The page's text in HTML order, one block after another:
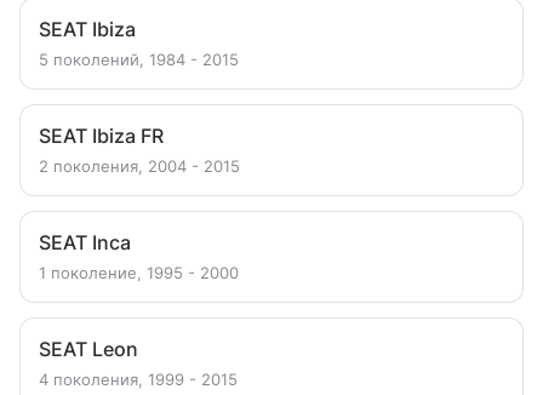
SEAT Ibiza
5 поколений, 1984 - 2015
SEAT Ibiza FR
2 поколения, 2004 - 2015
SEAT Inca
1 поколение, 1995 - 2000
SEAT Leon
4 поколения, 1999 - 2015